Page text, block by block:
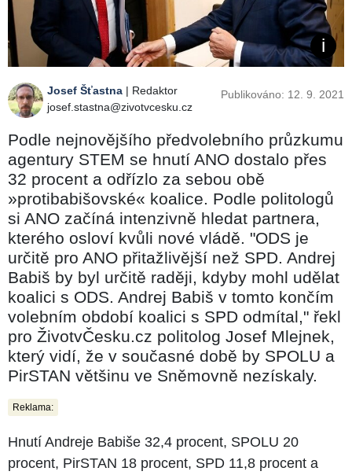
Josef Šťastna | Redaktor
josef.stastna@zivotvcesku.cz
Publikováno: 12. 9. 2021
Podle nejnovějšího předvolebního průzkumu
agentury STEM se hnutí ANO dostalo přes
32 procent a odřízlo za sebou obě
»protibabišovské« koalice. Podle politologů
si ANO začíná intenzivně hledat partnera,
kterého osloví kvůli nové vládě. "ODS je
určitě pro ANO přitažlivější než SPD. Andrej
Babiš by byl určitě raději, kdyby mohl udělat
koalici s ODS. Andrej Babiš v tomto končím
volebním období koalici s SPD odmítal," řekl
pro ŽivotvČesku.cz politolog Josef Mlejnek,
který vidí, že v současné době by SPOLU a
PirSTAN většinu ve Sněmovně nezískaly.
Reklama:
Hnutí Andreje Babiše 32,4 procent, SPOLU 20
procent, PirSTAN 18 procent, SPD 11,8 procent a